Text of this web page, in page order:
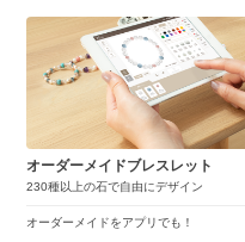
オーダーメイドブレスレット
230種以上の石で自由にデザイン
オーダーメイドをアプリでも！